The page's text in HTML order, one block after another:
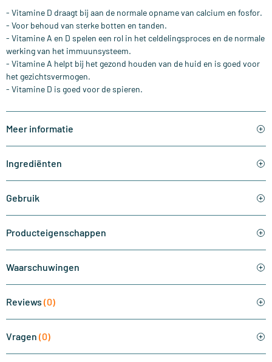
- Vitamine D draagt bij aan de normale opname van calcium en fosfor.
- Voor behoud van sterke botten en tanden.
- Vitamine A en D spelen een rol in het celdelingsproces en de normale
werking van het immuunsysteem.
- Vitamine A helpt bij het gezond houden van de huid en is goed voor
het gezichtsvermogen.
- Vitamine D is goed voor de spieren.
Meer informatie
Ingrediënten
Gebruik
Producteigenschappen
Waarschuwingen
Reviews (0)
Vragen (0)